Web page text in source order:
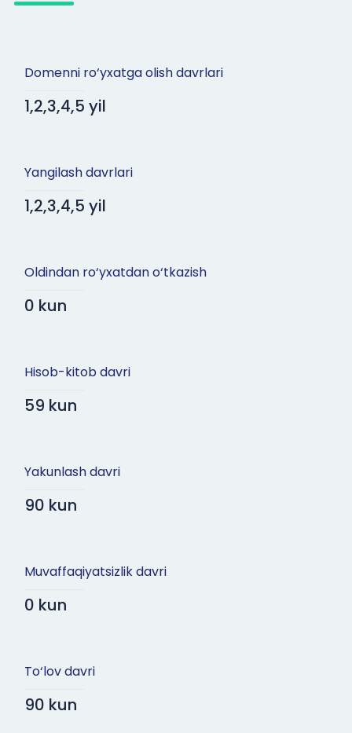
Domenni ro‘yxatga olish davrlari
1,2,3,4,5 yil
Yangilash davrlari
1,2,3,4,5 yil
Oldindan ro‘yxatdan o‘tkazish
0 kun
Hisob-kitob davri
59 kun
Yakunlash davri
90 kun
Muvaffaqiyatsizlik davri
0 kun
To‘lov davri
90 kun